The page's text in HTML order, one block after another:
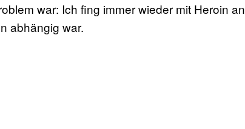
war: Ich fing immer wieder mit Heroin an
abhängig war.